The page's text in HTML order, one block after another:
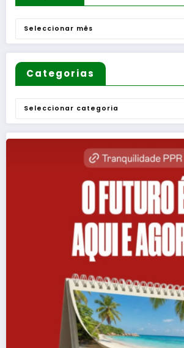
Arquivo
Categorias
Categorias